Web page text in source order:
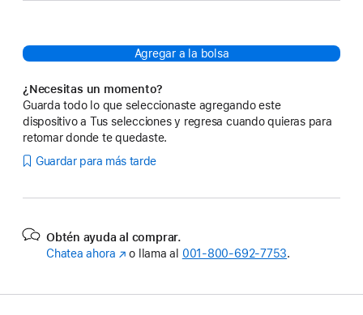
Agregar a la bolsa
¿Necesitas un momento?
Guarda todo lo que seleccionaste agregando este
dispositivo a Tus selecciones y regresa cuando quieras para
retomar donde te quedaste.
Guardar para más tarde
Obtén ayuda al comprar.
Chatea ahora (seo llama al 001‑800‑692‑7753.